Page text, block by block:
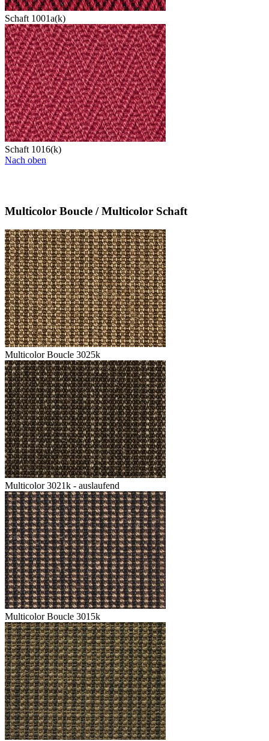
Schaft 1001a(k)
Schaft 1016(k)
Nach oben
Multicolor Boucle / Multicolor Schaft
Multicolor Boucle 3025k
Multicolor 3021k - auslaufend
Multicolor Boucle 3015k